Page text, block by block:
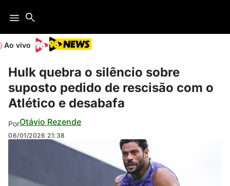
Ao vivo
Hulk quebra o silêncio sobre
suposto pedido de rescisão com o
Atlético e desabafa
PorOtávio Rezende
06/01/2026 21:38